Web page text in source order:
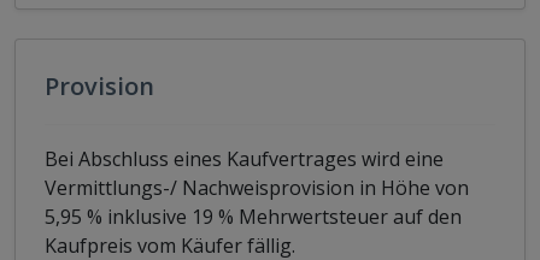
Provision
Bei Abschluss eines Kaufvertrages wird eine
Vermittlungs-/ Nachweisprovision in Höhe von
5,95 % inklusive 19 % Mehrwertsteuer auf den
Kaufpreis vom Käufer fällig.